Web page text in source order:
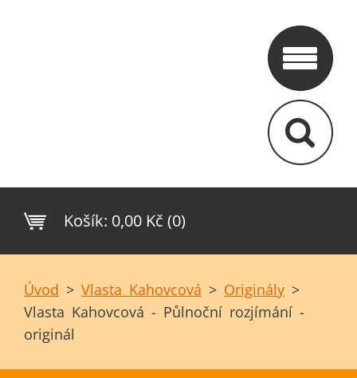
Košík: 0,00 Kč (0)
Úvod > Vlasta Kahovcová > Originály >
Vlasta Kahovcová - Půlnoční rozjímání -
originál